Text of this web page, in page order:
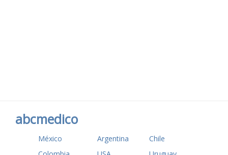
abcmedico
México Argentina
Chile